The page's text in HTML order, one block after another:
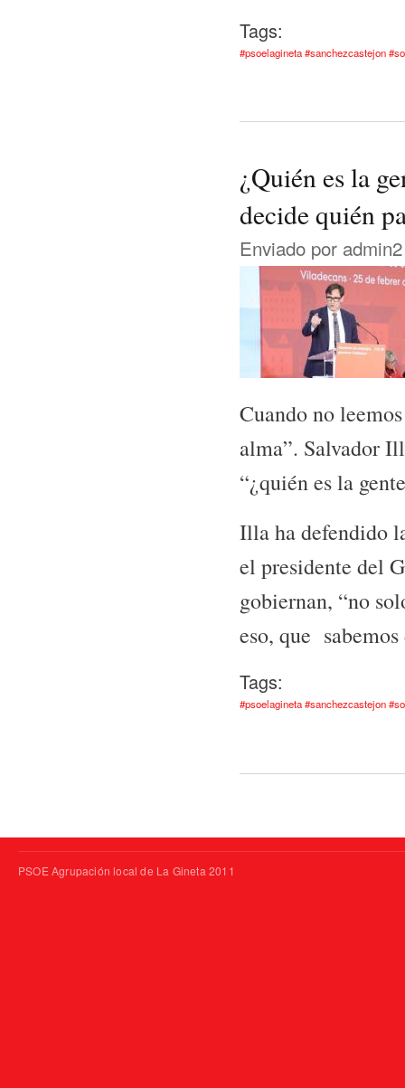
Tags:
#psoelagineta #sanchezcastejon
¿Quién es la
decide quién
Enviado por admin2
Cuando no
alma”. Salvador
“¿quién es la
Illa ha defendido
el presidente del
gobiernan, “no
eso, que
Tags:
#psoelagineta #sanchezcastejon
PSOE Agrupación local de La Gineta 2011